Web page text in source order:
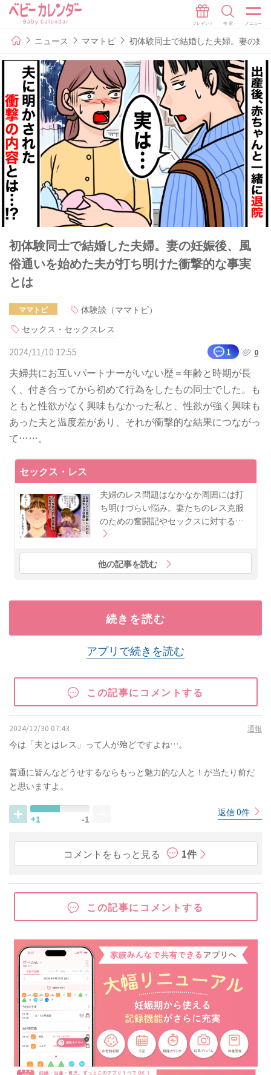
ニュース ママトピ 初体験同士で結婚した夫婦。妻の妊
初体験同士で結婚した夫婦。妻の妊娠後、風
俗通いを始めた夫が打ち明けた衝撃的な事実
とは
ママトピ
体験談（ママトピ）
セックス・セックスレス
2024/11/10 12:55
1 0
夫婦共にお互いパートナーがいない歴＝年齢と時期が長
く、付き合ってから初めて行為をしたもの同士でした。も
ともと性欲がなく興味もなかった私と、性欲が強く興味も
あった夫と温度差があり、それが衝撃的な結果につながっ
て……。
セックス・レス
夫婦のレス問題はなかなか周囲には打
ち明けづらい悩み。妻たちのレス克服
のための奮闘記やセックスに対する…
他の記事を読む
続きを読む
アプリで続きを読む
この記事にコメントする
2024/12/30 07:43 通報
今は「夫とはレス」って人が殆どですよね…。
普通に皆んなどうせするならもっと魅力的な人と！が当たり前だ
と思いますよ。
+1 -1
返信 0件
コメントをもっと見る 1件
この記事にコメントする